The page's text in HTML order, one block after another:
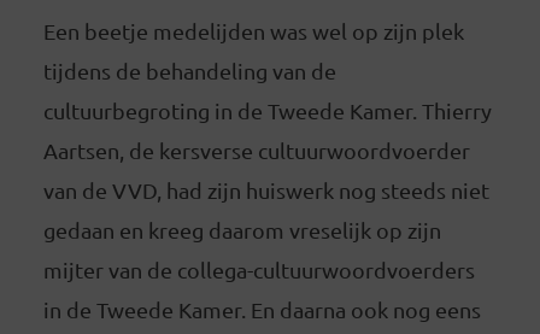
Een beetje medelijden was wel op zijn plek
tijdens de behandeling van de
cultuurbegroting in de Tweede Kamer. Thierry
Aartsen, de kersverse cultuurwoordvoerder
van de VVD, had zijn huiswerk nog steeds niet
gedaan en kreeg daarom vreselijk op zijn
mijter van de collega-cultuurwoordvoerders
in de Tweede Kamer. En daarna ook nog eens